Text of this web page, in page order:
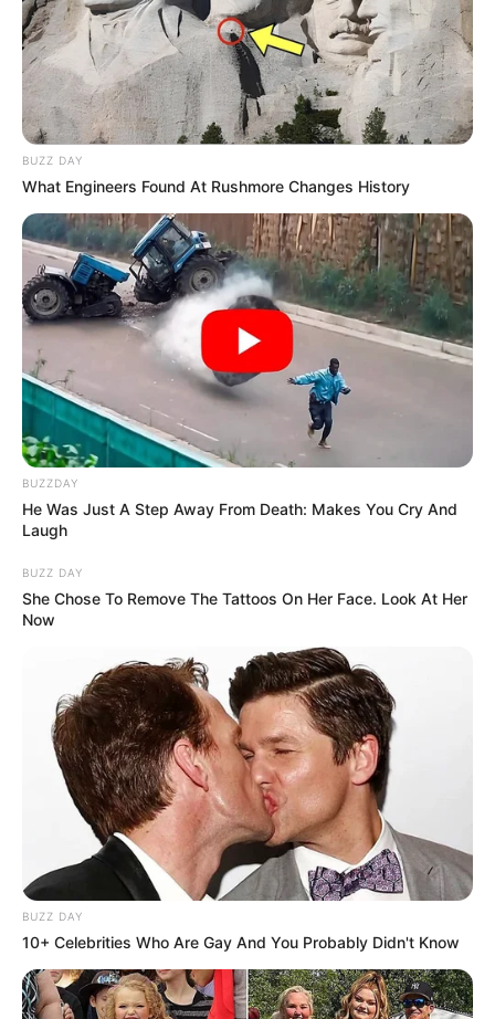
BUZZ DAY
What Engineers Found At Rushmore Changes History
BUZZDAY
He Was Just A Step Away From Death: Makes You Cry And
Laugh
BUZZ DAY
She Chose To Remove The Tattoos On Her Face. Look At Her
Now
BUZZ DAY
10+ Celebrities Who Are Gay And You Probably Didn't Know